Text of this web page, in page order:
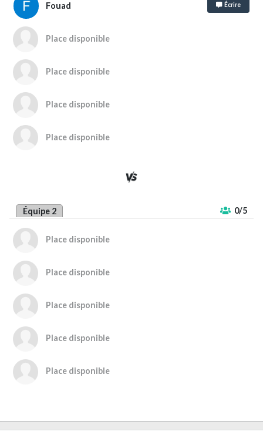
Fouad Écrire
Place disponible
Place disponible
Place disponible
Place disponible
Équipe 2 0/5
Place disponible
Place disponible
Place disponible
Place disponible
Place disponible